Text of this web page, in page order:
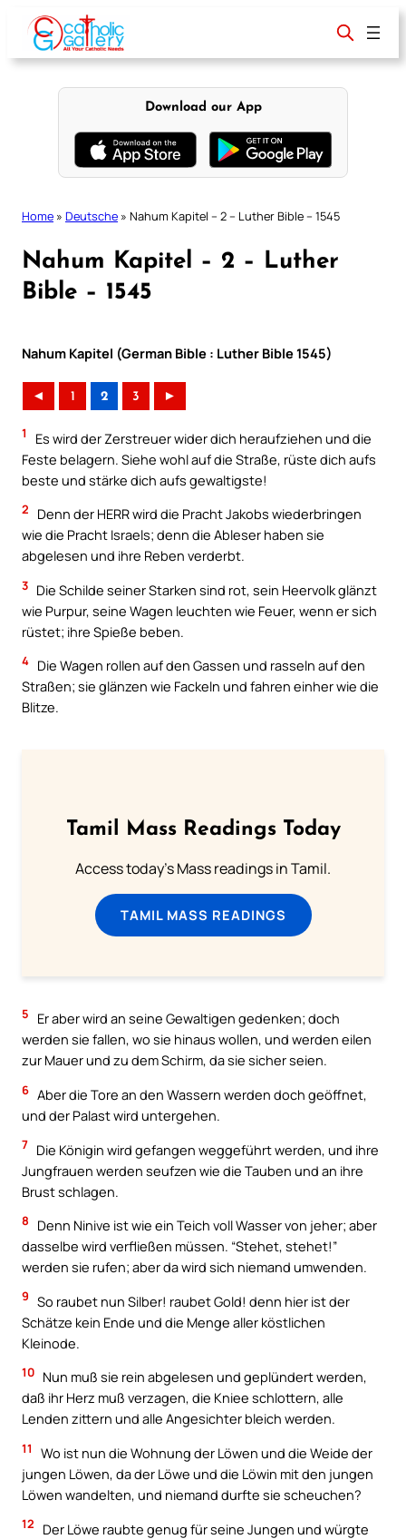
content
Download our App
Home » Deutsche » Nahum Kapitel – 2 – Luther Bible – 1545
Nahum Kapitel – 2 – Luther
Bible – 1545
Nahum Kapitel (German Bible : Luther Bible 1545)
◄ 1 2 3 ►
1
Es wird der Zerstreuer wider dich heraufziehen und die
Feste belagern. Siehe wohl auf die Straße, rüste dich aufs
beste und stärke dich aufs gewaltigste!
2
Denn der HERR wird die Pracht Jakobs wiederbringen
wie die Pracht Israels; denn die Ableser haben sie
abgelesen und ihre Reben verderbt.
3 Die Schilde seiner Starken sind rot, sein Heervolk glänzt
wie Purpur, seine Wagen leuchten wie Feuer, wenn er sich
rüstet; ihre Spieße beben.
4 Die Wagen rollen auf den Gassen und rasseln auf den
Straßen; sie glänzen wie Fackeln und fahren einher wie die
Blitze.
Tamil Mass Readings Today
Access today's Mass readings in Tamil.
TAMIL MASS READINGS
5
Er aber wird an seine Gewaltigen gedenken; doch
werden sie fallen, wo sie hinaus wollen, und werden eilen
zur Mauer und zu dem Schirm, da sie sicher seien.
6 Aber die Tore an den Wassern werden doch geöffnet,
und der Palast wird untergehen.
7 Die Königin wird gefangen weggeführt werden, und ihre
Jungfrauen werden seufzen wie die Tauben und an ihre
Brust schlagen.
8
Denn Ninive ist wie ein Teich voll Wasser von jeher; aber
dasselbe wird verfließen müssen. “Stehet, stehet!”
werden sie rufen; aber da wird sich niemand umwenden.
9 So raubet nun Silber! raubet Gold! denn hier ist der
Schätze kein Ende und die Menge aller köstlichen
Kleinode.
10 Nun muß sie rein abgelesen und geplündert werden,
daß ihr Herz muß verzagen, die Kniee schlottern, alle
Lenden zittern und alle Angesichter bleich werden.
11
Wo ist nun die Wohnung der Löwen und die Weide der
jungen Löwen, da der Löwe und die Löwin mit den jungen
Löwen wandelten, und niemand durfte sie scheuchen?
12
Der Löwe raubte genug für seine Jungen und würgte